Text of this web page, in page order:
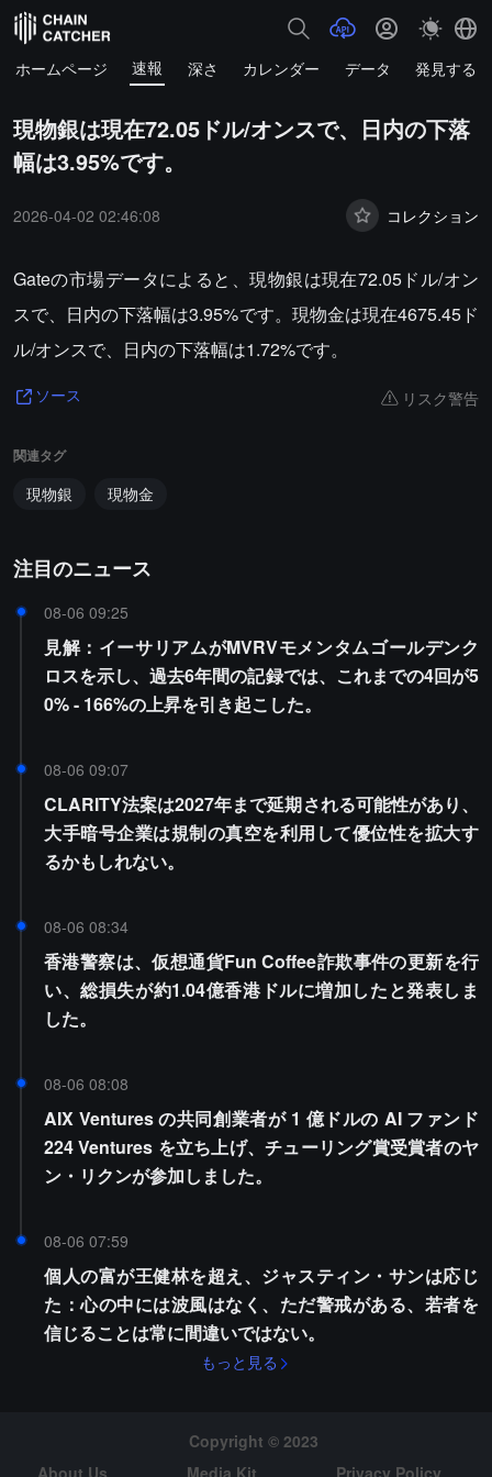
ホームページ 速報 深さ カレンダー データ 発見する
現物銀は現在72.05ドル/オンスで、日内の下落
幅は3.95%です。
2026-04-02 02:46:08 コレクション
Gateの市場データによると、現物銀は現在72.05ドル/オン
スで、日内の下落幅は3.95%です。現物金は現在4675.45ド
ル/オンスで、日内の下落幅は1.72%です。
ソース リスク警告
関連タグ
現物銀 現物金
注目のニュース
08-06 09:25
見解：イーサリアムがMVRVモメンタムゴールデンク
ロスを示し、過去6年間の記録では、これまでの4回が5
0% - 166%の上昇を引き起こした。
08-06 09:07
CLARITY法案は2027年まで延期される可能性があり、
大手暗号企業は規制の真空を利用して優位性を拡大す
るかもしれない。
08-06 08:34
香港警察は、仮想通貨Fun Coffee詐欺事件の更新を行
い、総損失が約1.04億香港ドルに増加したと発表しま
した。
08-06 08:08
AIX Ventures の共同創業者が 1 億ドルの AI ファンド
224 Ventures を立ち上げ、チューリング賞受賞者のヤ
ン・リクンが参加しました。
08-06 07:59
個人の富が王健林を超え、ジャスティン・サンは応じ
た：心の中には波風はなく、ただ警戒がある、若者を
信じることは常に間違いではない。
もっと見る
Copyright © 2023
About Us
Media Kit Privacy Policy